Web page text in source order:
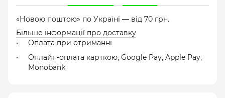
«Новою поштою» по Україні — від 70 грн.
Більше інформації про доставку
Оплата при отриманні
Онлайн-оплата карткою, Google Pay, Apple Pay,
Monobank